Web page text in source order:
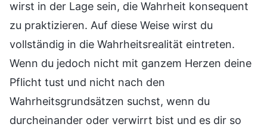
wirst in der Lage sein, die Wahrheit konsequent
zu praktizieren. Auf diese Weise wirst du
vollständig in die Wahrheitsrealität eintreten.
Wenn du jedoch nicht mit ganzem Herzen deine
Pflicht tust und nicht nach den
Wahrheitsgrundsätzen suchst, wenn du
durcheinander oder verwirrt bist und es dir so